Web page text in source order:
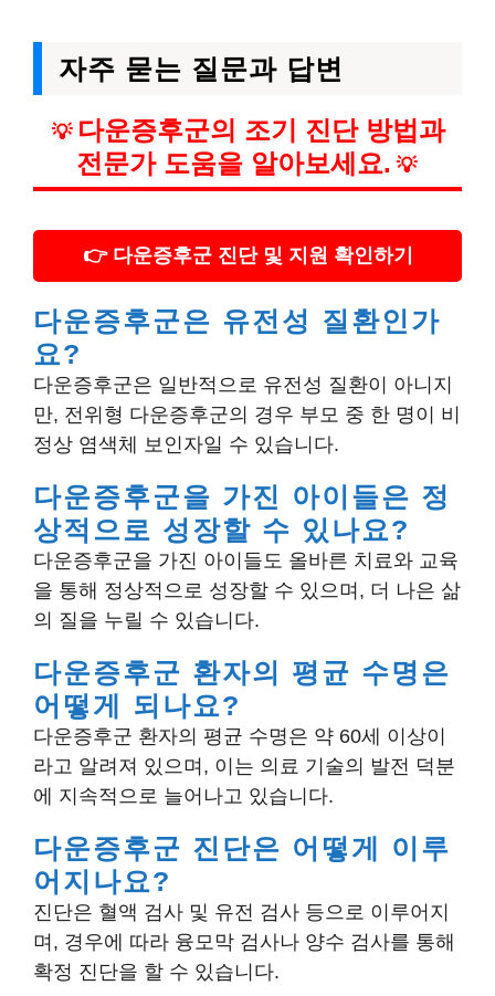
자주 묻는 질문과 답변
💡 다운증후군의 조기 진단 방법과
전문가 도움을 알아보세요. 💡
👉 다운증후군 진단 및 지원 확인하기
다운증후군은 유전성 질환인가
요?
다운증후군은 일반적으로 유전성 질환이 아니지
만, 전위형 다운증후군의 경우 부모 중 한 명이 비
정상 염색체 보인자일 수 있습니다.
다운증후군을 가진 아이들은 정
상적으로 성장할 수 있나요?
다운증후군을 가진 아이들도 올바른 치료와 교육
을 통해 정상적으로 성장할 수 있으며, 더 나은 삶
의 질을 누릴 수 있습니다.
다운증후군 환자의 평균 수명은
어떻게 되나요?
다운증후군 환자의 평균 수명은 약 60세 이상이
라고 알려져 있으며, 이는 의료 기술의 발전 덕분
에 지속적으로 늘어나고 있습니다.
다운증후군 진단은 어떻게 이루
어지나요?
진단은 혈액 검사 및 유전 검사 등으로 이루어지
며, 경우에 따라 융모막 검사나 양수 검사를 통해
확정 진단을 할 수 있습니다.